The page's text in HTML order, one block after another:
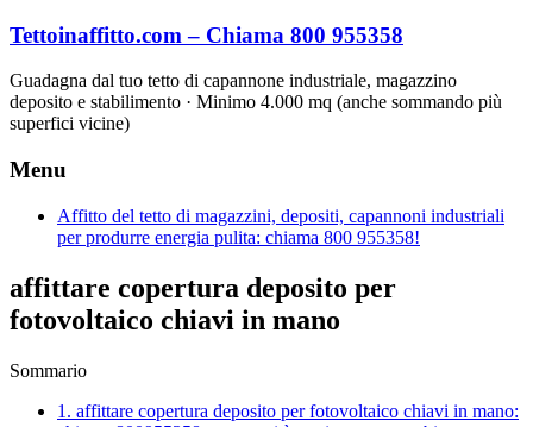
Vai
contenuto
Tettoinaffitto.com – Chiama 800 955358
Guadagna dal tuo tetto di capannone industriale, magazzino
deposito e stabilimento · Minimo 4.000 mq (anche sommando più
superfici vicine)
Menu
Affitto del tetto di magazzini, depositi, capannoni industriali
per produrre energia pulita: chiama 800 955358!
affittare copertura deposito per
fotovoltaico chiavi in mano
Sommario
1. affittare copertura deposito per fotovoltaico chiavi in mano: